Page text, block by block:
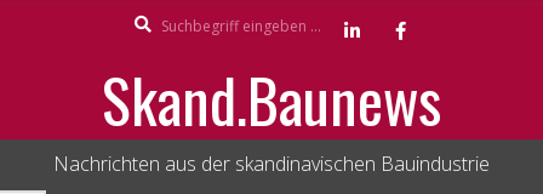
Skand.Baunews
Nachrichten aus der skandinavischen Bauindustrie